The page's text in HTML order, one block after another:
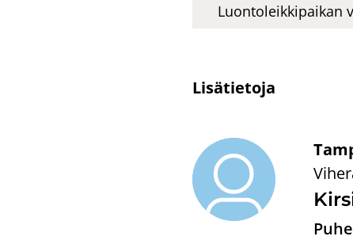
Luon­to­leik­ki­pai­kan
Li­sä­tie­to­ja